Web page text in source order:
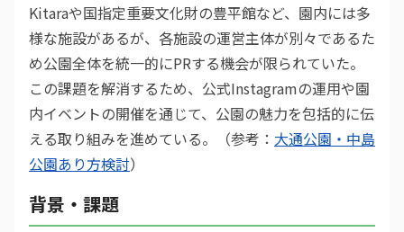
Kitaraや国指定重要文化財の豊平館など、園内には多
様な施設があるが、各施設の運営主体が別々であるた
め公園全体を統一的にPRする機会が限られていた。
この課題を解消するため、公式Instagramの運用や園
内イベントの開催を通じて、公園の魅力を包括的に伝
える取り組みを進めている。（参考： 大通公園・中島
公園あり方検討）
背景・課題